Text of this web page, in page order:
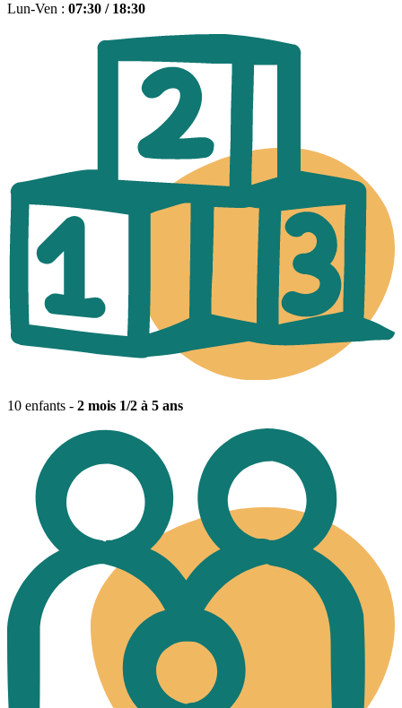
Lun-Ven : 07:30 / 18:30
10 enfants - 2 mois 1/2 à 5 ans